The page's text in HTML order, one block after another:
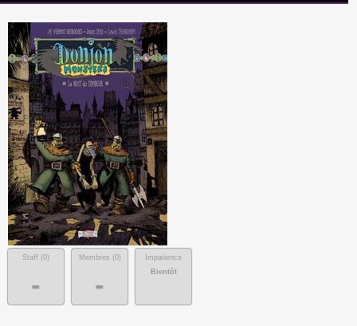
Staff (0)
-
Membres (0)
-
Impatience
Bientôt